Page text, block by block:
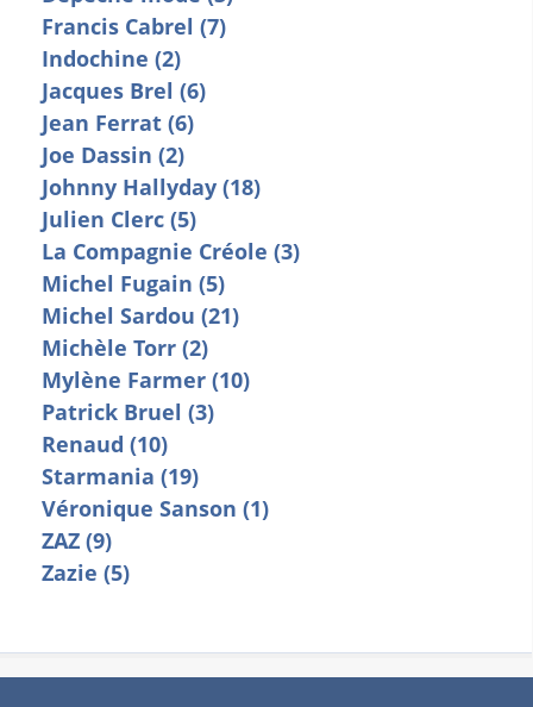
Francis Cabrel (7)
Indochine (2)
Jacques Brel (6)
Jean Ferrat (6)
Joe Dassin (2)
Johnny Hallyday (18)
Julien Clerc (5)
La Compagnie Créole (3)
Michel Fugain (5)
Michel Sardou (21)
Michèle Torr (2)
Mylène Farmer (10)
Patrick Bruel (3)
Renaud (10)
Starmania (19)
Véronique Sanson (1)
ZAZ (9)
Zazie (5)